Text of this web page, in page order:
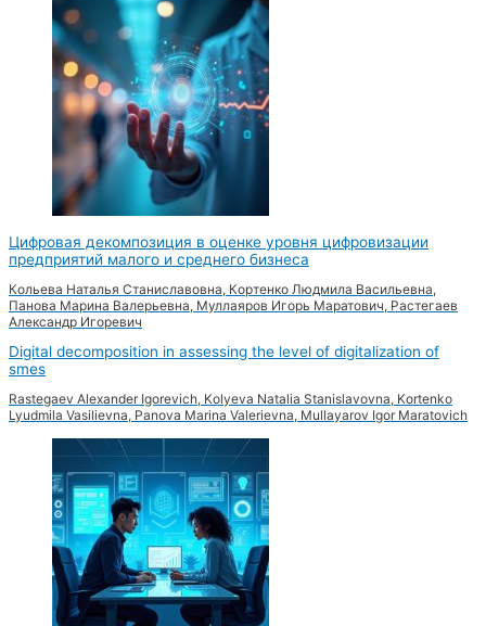
Цифровая декомпозиция в оценке уровня цифровизации
предприятий малого и среднего бизнеса
Кольева Наталья Станиславовна, Кортенко Людмила Васильевна,
Панова Марина Валерьевна, Муллаяров Игорь Маратович, Растегаев
Александр Игоревич
Digital decomposition in assessing the level of digitalization of
smes
Rastegaev Alexander Igorevich, Kolyeva Natalia Stanislavovna, Kortenko
Lyudmila Vasilievna, Panova Marina Valerievna, Mullayarov Igor Maratovich